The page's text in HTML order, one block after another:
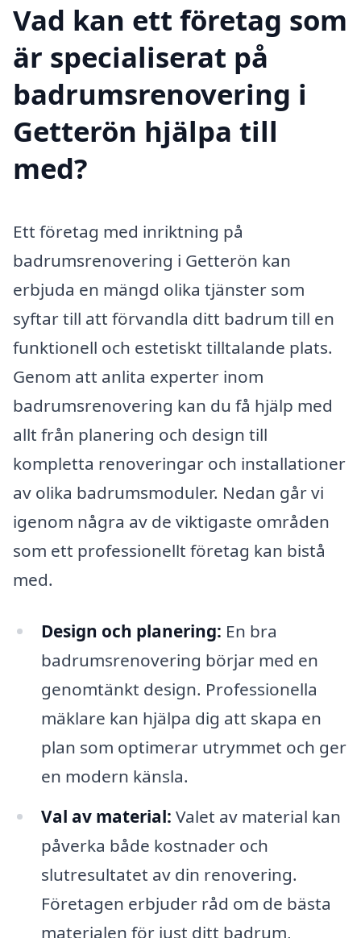
Vad kan ett företag som
är specialiserat på
badrumsrenovering i
Getterön hjälpa till
med?
Ett företag med inriktning på
badrumsrenovering i Getterön kan
erbjuda en mängd olika tjänster som
syftar till att förvandla ditt badrum till en
funktionell och estetiskt tilltalande plats.
Genom att anlita experter inom
badrumsrenovering kan du få hjälp med
allt från planering och design till
kompletta renoveringar och installationer
av olika badrumsmoduler. Nedan går vi
igenom några av de viktigaste områden
som ett professionellt företag kan bistå
med.
Design och planering: En bra
badrumsrenovering börjar med en
genomtänkt design. Professionella
mäklare kan hjälpa dig att skapa en
plan som optimerar utrymmet och ger
en modern känsla.
Val av material: Valet av material kan
påverka både kostnader och
slutresultatet av din renovering.
Företagen erbjuder råd om de bästa
materialen för just ditt badrum,